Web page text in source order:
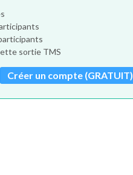
sortie TMS
Créer un compte (GRATUIT)